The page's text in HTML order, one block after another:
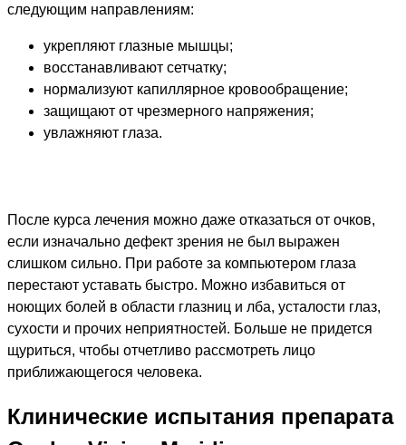
следующим направлениям:
укрепляют глазные мышцы;
восстанавливают сетчатку;
нормализуют капиллярное кровообращение;
защищают от чрезмерного напряжения;
увлажняют глаза.
После курса лечения можно даже отказаться от очков,
если изначально дефект зрения не был выражен
слишком сильно. При работе за компьютером глаза
перестают уставать быстро. Можно избавиться от
ноющих болей в области глазниц и лба, усталости глаз,
сухости и прочих неприятностей. Больше не придется
щуриться, чтобы отчетливо рассмотреть лицо
приближающегося человека.
Клинические испытания препарата